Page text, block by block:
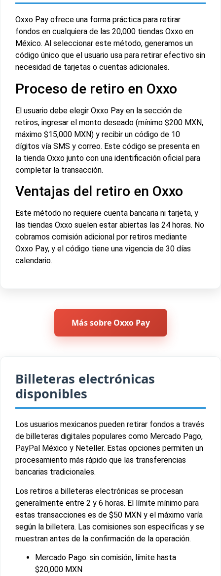
Oxxo Pay ofrece una forma práctica para retirar
fondos en cualquiera de las 20,000 tiendas Oxxo en
México. Al seleccionar este método, generamos un
código único que el usuario usa para retirar efectivo sin
necesidad de tarjetas o cuentas adicionales.
Proceso de retiro en Oxxo
El usuario debe elegir Oxxo Pay en la sección de
retiros, ingresar el monto deseado (mínimo $200 MXN,
máximo $15,000 MXN) y recibir un código de 10
dígitos vía SMS y correo. Este código se presenta en
la tienda Oxxo junto con una identificación oficial para
completar la transacción.
Ventajas del retiro en Oxxo
Este método no requiere cuenta bancaria ni tarjeta, y
las tiendas Oxxo suelen estar abiertas las 24 horas. No
cobramos comisión adicional por retiros mediante
Oxxo Pay, y el código tiene una vigencia de 30 días
calendario.
Más sobre Oxxo Pay
Billeteras electrónicas
disponibles
Los usuarios mexicanos pueden retirar fondos a través
de billeteras digitales populares como Mercado Pago,
PayPal México y Neteller. Estas opciones permiten un
procesamiento más rápido que las transferencias
bancarias tradicionales.
Los retiros a billeteras electrónicas se procesan
generalmente entre 2 y 6 horas. El límite mínimo para
estas transacciones es de $50 MXN y el máximo varía
según la billetera. Las comisiones son específicas y se
muestran antes de la confirmación de la operación.
Mercado Pago: sin comisión, límite hasta
$20,000 MXN